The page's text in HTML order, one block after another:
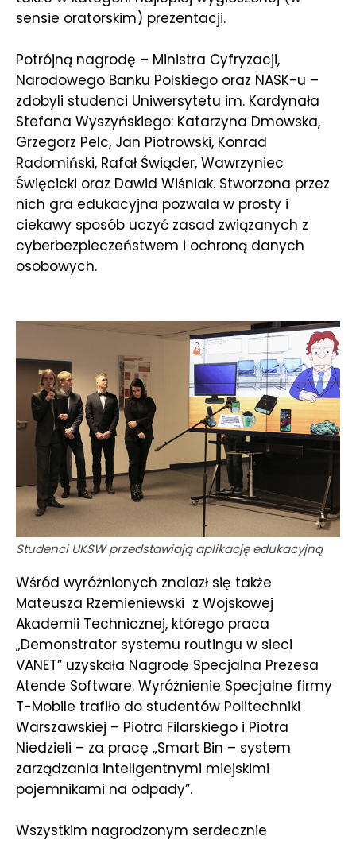
sensie oratorskim) prezentacji.
Potrójną nagrodę – Ministra Cyfryzacji,
Narodowego Banku Polskiego oraz NASK-u –
zdobyli studenci Uniwersytetu im. Kardynała
Stefana Wyszyńskiego: Katarzyna Dmowska,
Grzegorz Pelc, Jan Piotrowski, Konrad
Radomiński, Rafał Świąder, Wawrzyniec
Święcicki oraz Dawid Wiśniak. Stworzona przez
nich gra edukacyjna pozwala w prosty i
ciekawy sposób uczyć zasad związanych z
cyberbezpieczeństwem i ochroną danych
osobowych.
Studenci UKSW przedstawiają aplikację edukacyjną
Wśród wyróżnionych znalazł się także
Mateusza Rzemieniewski z Wojskowej
Akademii Technicznej, którego praca
„Demonstrator systemu routingu w sieci
VANET” uzyskała Nagrodę Specjalna Prezesa
Atende Software. Wyróżnienie Specjalne firmy
T-Mobile trafiło do studentów Politechniki
Warszawskiej – Piotra Filarskiego i Piotra
Niedzieli – za pracę „Smart Bin – system
zarządzania inteligentnymi miejskimi
pojemnikami na odpady”.
Wszystkim nagrodzonym serdecznie